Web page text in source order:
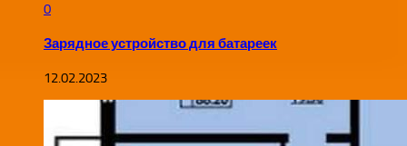
0
Зарядное устройство для батареек
12.02.2023